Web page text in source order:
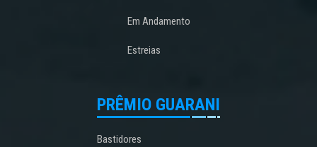
Em Andamento
Estreias
PRÊMIO GUARANI
Bastidores